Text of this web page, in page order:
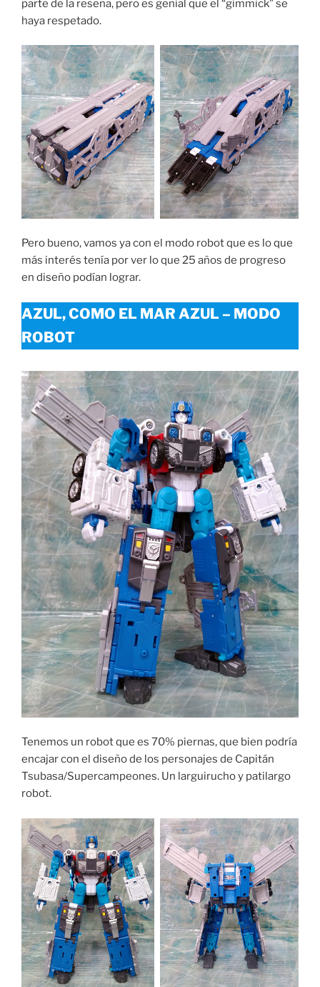
parte de la reseña, pero es genial que el “gimmick” se
haya respetado.
Pero bueno, vamos ya con el modo robot que es lo que
más interés tenía por ver lo que 25 años de progreso
en diseño podían lograr.
AZUL, COMO EL MAR AZUL – MODO
ROBOT
Tenemos un robot que es 70% piernas, que bien podría
encajar con el diseño de los personajes de Capitán
Tsubasa/Supercampeones. Un larguirucho y patilargo
robot.